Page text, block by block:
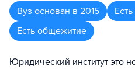
Вуз основан в 2015
Есть общежитие
Юридический институт это